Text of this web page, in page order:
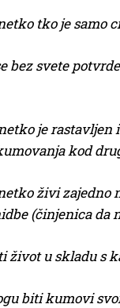
tko je samo
bez svete
tko je rastavljen
kod
tko živi zajedno
(činjenica da
život u skladu s
biti kumovi